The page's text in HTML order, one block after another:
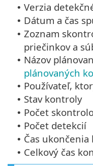
• Verzia
• Dátum a čas
• Zoznam
priečinkov a
• Názov
plánovaných
• Používateľ,
• Stav kontroly
• Počet
• Počet detekcií
• Čas
• Celkový čas